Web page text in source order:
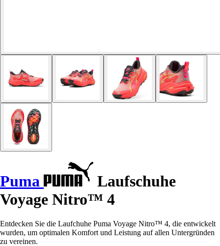
Puma
Laufschuhe
Voyage Nitro™ 4
Entdecken Sie die Laufchuhe Puma Voyage Nitro™ 4, die entwickelt
wurden, um optimalen Komfort und Leistung auf allen Untergründen
zu vereinen.